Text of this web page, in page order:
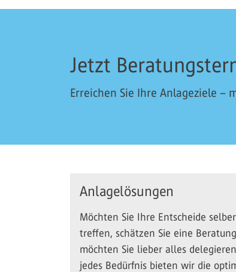
Jetzt
Erreichen Sie Ihre Anlageziele –
Anlagelösungen
Möchten Sie Ihre Entscheide selber
treffen, schätzen Sie eine
möchten Sie lieber alles
jedes Bedürfnis bieten wir die